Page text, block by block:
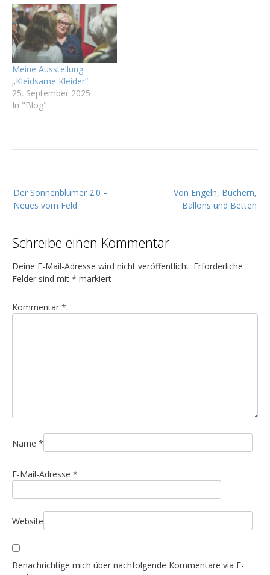
Meine Ausstellung
„Kleidsame Kleider“
25. September 2025
In "Blog"
e
t
r
a
g
s
n
t
i
o
n
Von Engeln, Büchern,
Ballons und Betten
Der Sonnenblumer 2.0 –
Neues vom Feld
Schreibe einen Kommentar
Deine E-Mail-Adresse wird nicht veröffentlicht. Erforderliche
Felder sind mit * markiert
Kommentar *
Name *
E-Mail-Adresse *
Website
Benachrichtige mich über nachfolgende Kommentare via E-